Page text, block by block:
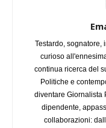
Testardo, sognatore,
curioso
continua ricerca del
Politiche e
diventare Giornalista
dipendente,
collaborazioni: